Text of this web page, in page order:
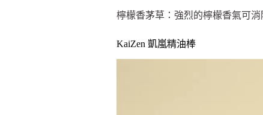
檸檬香茅草：強烈的檸檬香氣可
KaiZen 凱嵐精油棒